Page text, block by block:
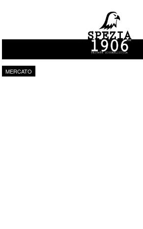
Vai al contenuto
MERCATO